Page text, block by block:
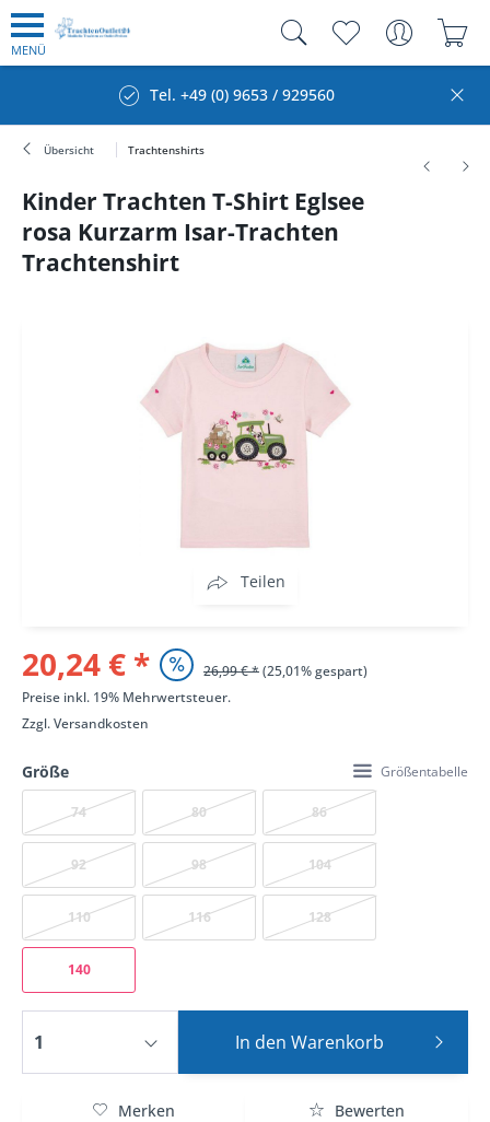
MENÜ
Tel. +49 (0) 9653 / 929560
Übersicht Trachtenshirts
Kinder Trachten T-Shirt Eglsee
rosa Kurzarm Isar-Trachten
Trachtenshirt
Teilen
20,24 € * 26,99 € *(25,01% gespart)
Preise inkl. 19% Mehrwertsteuer.
Zzgl.Versandkosten
Größe Größentabelle
74 80 86
92 98 104
110 116 128
140
In den Warenkorb
Merken Bewerten